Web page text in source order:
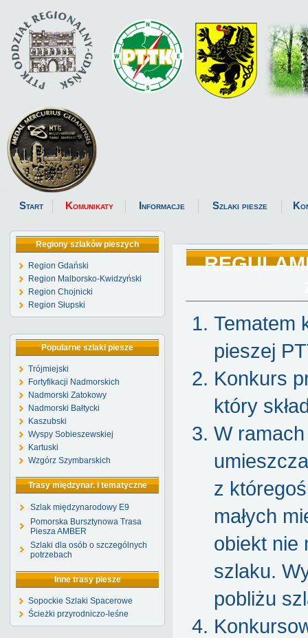
Start Komunikaty Informacje Szlaki piesze
Regiony szlaków pieszych
Region Gdański
Region Malborsko-Kwidzyński
Region Chojnicki
Region Słupski
Popularne szlaki piesze
Trójmiejski
Fortyfikacji Nadmorskich
Nadmorski Zatokowy
Nadmorski Bałtycki
Kaszubski
Wyspy Sobieszewskiej
Kartuski
Wzgórz Szymbarskich
Trasy międzynar. i tematyczne
Szlak międzynarodowy E9
Pomorska Bursztynowa Trasa
Piesza AMBER
Szlaki dla osób o szczególnych
potrzebach
Inne trasy piesze
Sopockie Szlaki Spacerowe
Ścieżki przyrodniczo-leśne
Tematem
pieszej
Konkurs
który
W
z
małych
obiekt nie
szlaku.
pobliżu